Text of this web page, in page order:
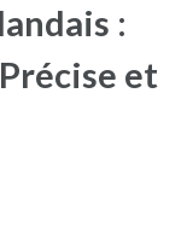
:
et